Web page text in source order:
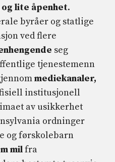
og lite åpenhet.
byråer og statlige
ved flere
seg
tjenestemenn
mediekanaler,
institusjonell
av usikkerhet
ordninger
og førskolebarn
milfra